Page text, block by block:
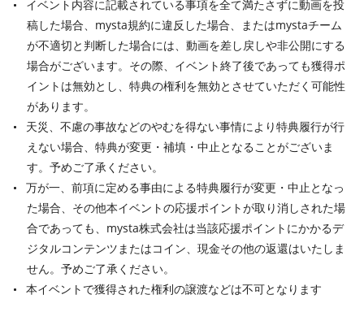
イベント内容に記載されている事項を全て満たさずに動画を投
稿した場合、mysta規約に違反した場合、またはmystaチーム
が不適切と判断した場合には、動画を差し戻しや非公開にする
場合がございます。その際、イベント終了後であっても獲得ポ
イントは無効とし、特典の権利を無効とさせていただく可能性
があります。
天災、不慮の事故などのやむを得ない事情により特典履行が行
えない場合、特典が変更・補填・中止となることがございま
す。予めご了承ください。
万が一、前項に定める事由による特典履行が変更・中止となっ
た場合、その他本イベントの応援ポイントが取り消しされた場
合であっても、mysta株式会社は当該応援ポイントにかかるデ
ジタルコンテンツまたはコイン、現金その他の返還はいたしま
せん。予めご了承ください。
本イベントで獲得された権利の譲渡などは不可となります